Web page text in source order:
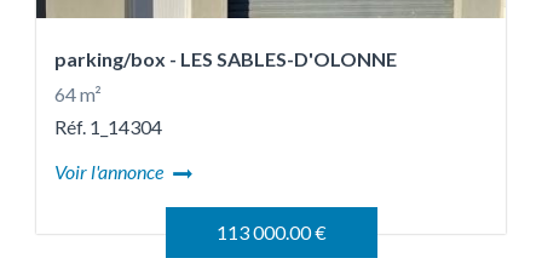
parking/box - LES SABLES-D'OLONNE
64 m²
Réf. 1_14304
Voir l'annonce
113 000.00 €